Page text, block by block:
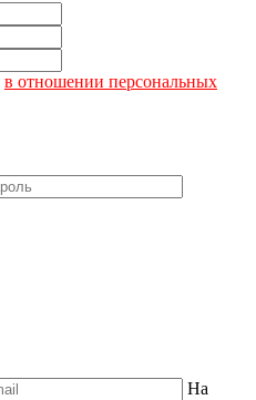
в отношении персональных
На